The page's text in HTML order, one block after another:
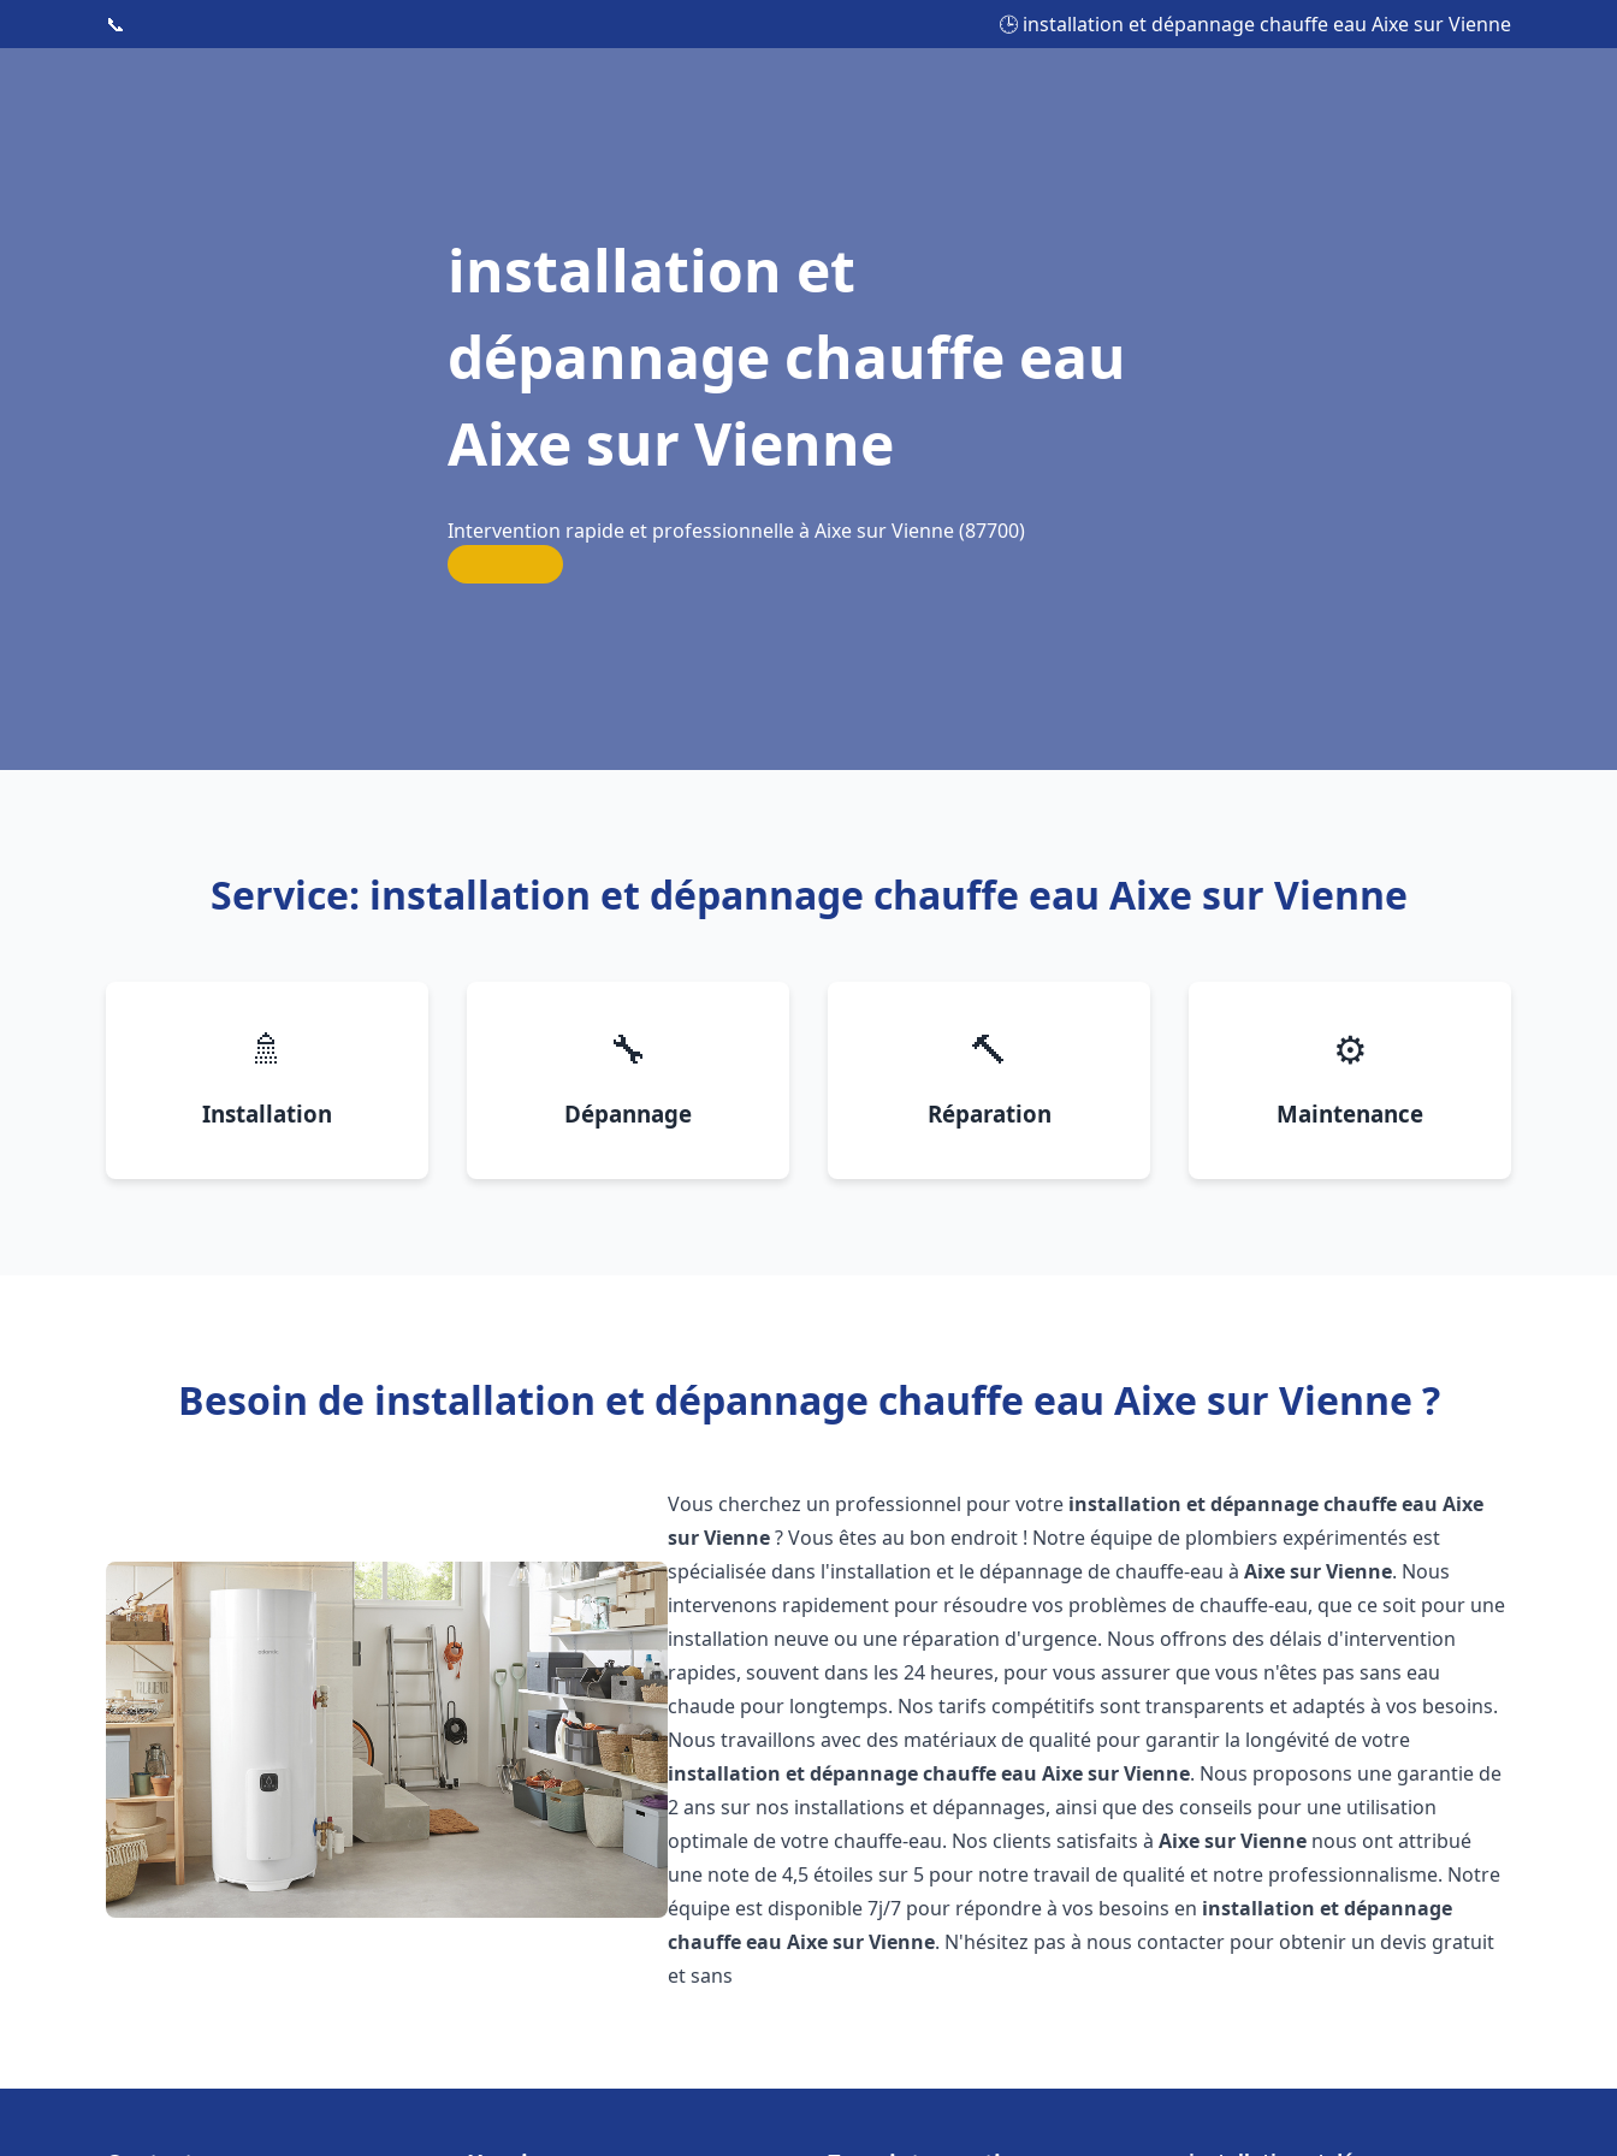
📞 🕒 installation et dépannage chauffe eau Aixe sur Vienne
installation et
dépannage chauffe eau
Aixe sur Vienne
Intervention rapide et professionnelle à Aixe sur Vienne (87700)
Service: installation et dépannage chauffe eau Aixe sur Vienne
🚿
Installation
🔧
Dépannage
🔨
Réparation
⚙️
Maintenance
Besoin de installation et dépannage chauffe eau Aixe sur Vienne ?
Vous cherchez un professionnel pour votre installation et dépannage chauffe eau Aixe
sur Vienne? Vous êtes au bon endroit ! Notre équipe de plombiers expérimentés est
spécialisée dans l'installation et le dépannage de chauffe-eau àAixe sur Vienne. Nous
intervenons rapidement pour résoudre vos problèmes de chauffe-eau, que ce soit pour une
installation neuve ou une réparation d'urgence. Nous offrons des délais d'intervention
rapides, souvent dans les 24 heures, pour vous assurer que vous n'êtes pas sans eau
chaude pour longtemps. Nos tarifs compétitifs sont transparents et adaptés à vos besoins.
Nous travaillons avec des matériaux de qualité pour garantir la longévité de votre
installation et dépannage chauffe eau Aixe sur Vienne. Nous proposons une garantie de
2 ans sur nos installations et dépannages, ainsi que des conseils pour une utilisation
optimale de votre chauffe-eau. Nos clients satisfaits àAixe sur Vienne nous ont attribué
une note de 4,5 étoiles sur 5 pour notre travail de qualité et notre professionnalisme. Notre
équipe est disponible 7j/7 pour répondre à vos besoins en installation et dépannage
chauffe eau Aixe sur Vienne. N'hésitez pas à nous contacter pour obtenir un devis gratuit
et sans